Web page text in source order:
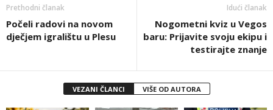
Prethodni članak
Počeli radovi na novom
dječjem igralištu u Plesu
Idući članak
Nogometni kviz u Vegos
baru: Prijavite svoju ekipu i
testirajte znanje
VEZANI ČLANCI VIŠE OD AUTORA